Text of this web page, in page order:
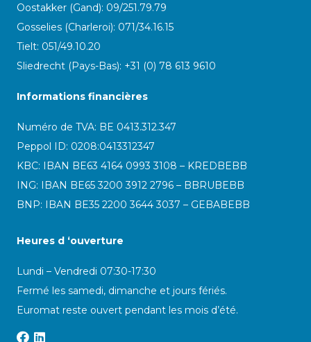
Oostakker (Gand): 09/251.79.79
Gosselies (Charleroi): 071/34.16.15
Tielt: 051/49.10.20
Sliedrecht (Pays-Bas): +31 (0) 78 613 9610
Informations financières
Numéro de TVA: BE 0413.312.347
Peppol ID: 0208:0413312347
KBC: IBAN BE63 4164 0993 3108 – KREDBEBB
ING: IBAN BE65 3200 3912 2796 – BBRUBEBB
BNP: IBAN BE35 2200 3644 3037 – GEBABEBB
Heures d ‘ouverture
Lundi – Vendredi 07:30-17:30
Fermé les samedi, dimanche et jours fériés.
Euromat reste ouvert pendant les mois d’été.